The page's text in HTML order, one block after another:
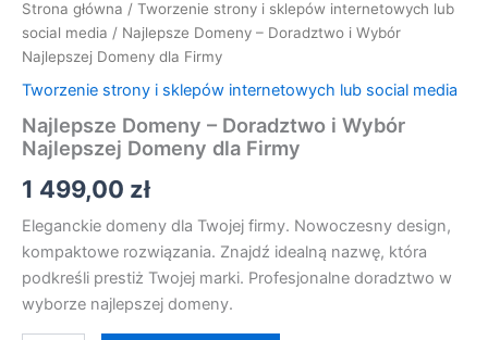
Strona główna / Tworzenie strony i sklepów internetowych lub
social media / Najlepsze Domeny – Doradztwo i Wybór
Najlepszej Domeny dla Firmy
Tworzenie strony i sklepów internetowych lub social media
Najlepsze Domeny – Doradztwo i Wybór
Najlepszej Domeny dla Firmy
1 499,00 zł
Eleganckie domeny dla Twojej firmy. Nowoczesny design,
kompaktowe rozwiązania. Znajdź idealną nazwę, która
podkreśli prestiż Twojej marki. Profesjonalne doradztwo w
wyborze najlepszej domeny.